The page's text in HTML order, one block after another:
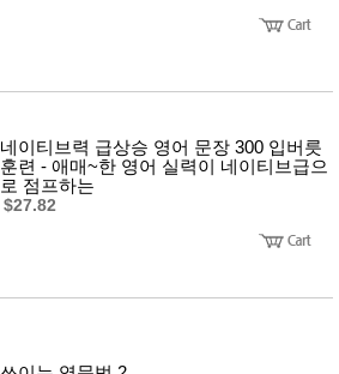
네이티브력 급상승 영어 문장 300 입버릇
훈련 - 애매~한 영어 실력이 네이티브급으
로 점프하는
$27.82